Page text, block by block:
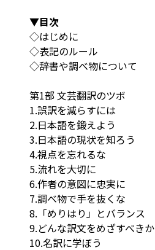
▼目次
◇はじめに
◇表記のルール
◇辞書や調べ物について
第1部 文芸翻訳のツボ
1.誤訳を減らすには
2.日本語を鍛えよう
3.日本語の現状を知ろう
4.視点を忘れるな
5.流れを大切に
6.作者の意図に忠実に
7.調べ物で手を抜くな
8.「めりはり」とバランス
9.どんな訳文をめざすべきか
10.名訳に学ぼう